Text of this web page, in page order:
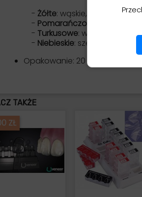
- Żółte: wąskie, zakrzywione
- Pomarańczowe
- Turkusowe: wąskie, proste
- Niebieskie: szerokie, proste
Opakowanie: 20 sztuk
TAKŻE
ZŁ